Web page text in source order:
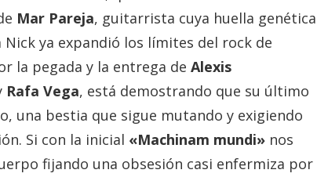
Mar Pareja, guitarrista cuya huella genética
ya expandió los límites del rock de
la pegada y la entrega de Alexis
Rafa Vega, está demostrando que su último
una bestia que sigue mutando y exigiendo
Si con la inicial «Machinam mundi» nos
fijando una obsesión casi enfermiza por